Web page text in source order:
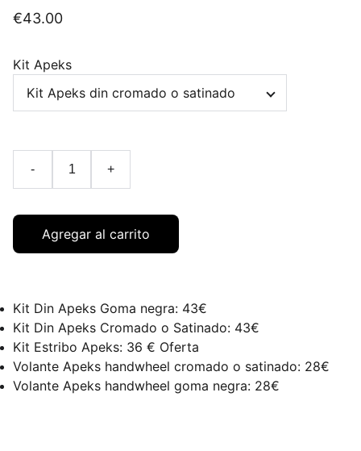
€43.00
Kit Apeks
- +
Agregar al carrito
Kit Din Apeks Goma negra: 43€
Kit Din Apeks Cromado o Satinado: 43€
Kit Estribo Apeks: 36 € Oferta
Volante Apeks handwheel cromado o satinado: 28€
Volante Apeks handwheel goma negra: 28€